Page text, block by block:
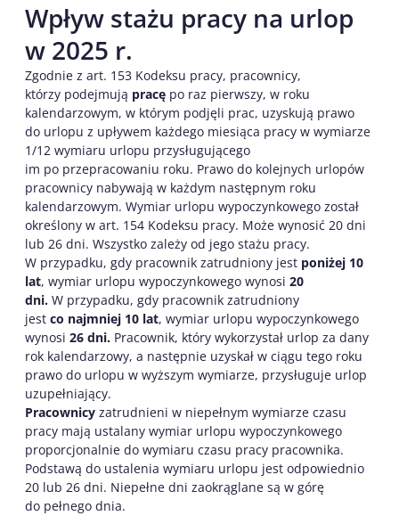
Wpływ stażu pracy na urlop
w 2025 r.
Zgodnie z art. 153 Kodeksu pracy, pracownicy,
którzy podejmują pracę po raz pierwszy, w roku
kalendarzowym, w którym podjęli prac, uzyskują prawo
do urlopu z upływem każdego miesiąca pracy w wymiarze
1/12 wymiaru urlopu przysługującego
im po przepracowaniu roku. Prawo do kolejnych urlopów
pracownicy nabywają w każdym następnym roku
kalendarzowym. Wymiar urlopu wypoczynkowego został
określony w art. 154 Kodeksu pracy. Może wynosić 20 dni
lub 26 dni. Wszystko zależy od jego stażu pracy.
W przypadku, gdy pracownik zatrudniony jest poniżej 10
lat, wymiar urlopu wypoczynkowego wynosi 20
dni. W przypadku, gdy pracownik zatrudniony
jest co najmniej 10 lat, wymiar urlopu wypoczynkowego
wynosi 26 dni. Pracownik, który wykorzystał urlop za dany
rok kalendarzowy, a następnie uzyskał w ciągu tego roku
prawo do urlopu w wyższym wymiarze, przysługuje urlop
uzupełniający.
Pracownicy zatrudnieni w niepełnym wymiarze czasu
pracy mają ustalany wymiar urlopu wypoczynkowego
proporcjonalnie do wymiaru czasu pracy pracownika.
Podstawą do ustalenia wymiaru urlopu jest odpowiednio
20 lub 26 dni. Niepełne dni zaokrąglane są w górę
do pełnego dnia.